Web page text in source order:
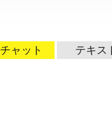
チャット テキス